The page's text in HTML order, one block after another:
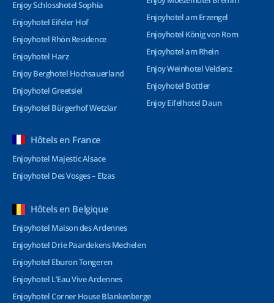
Enjoy Schlosshotel Sophia
Enjoyhotel Eifeler Hof
Enjoyhotel Rhön Residence
Enjoyhotel Harz
Enjoy Berghotel Hochsauerland
Enjoyhotel Greetsiel
Enjoyhotel Bürgerhof Wetzlar
Enjoyhotel am Erzengel
Enjoyhotel König von Rom
Enjoyhotel am Rhein
Enjoy Weinhotel Veldenz
Enjoyhotel Bottler
Enjoy Eifelhotel Daun
Hôtels en France
Enjoyhotel Majestic Alsace
Enjoyhotel Des Vosges – Elzas
Hôtels en Belgique
Enjoyhotel Maison des Ardennes
Enjoyhotel Drie Paardekens Mechelen
Enjoyhotel Eburon Tongeren
Enjoyhotel L’Eau Vive Ardennes
Enjoyhotel Corner House Blankenberge